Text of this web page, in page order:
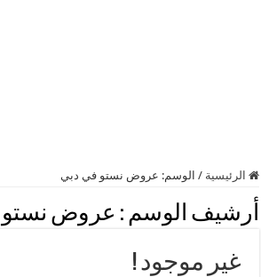
الرئيسية / الوسم: عروض نستو في دبي
أرشيف الوسم : عروض
غير موجود !